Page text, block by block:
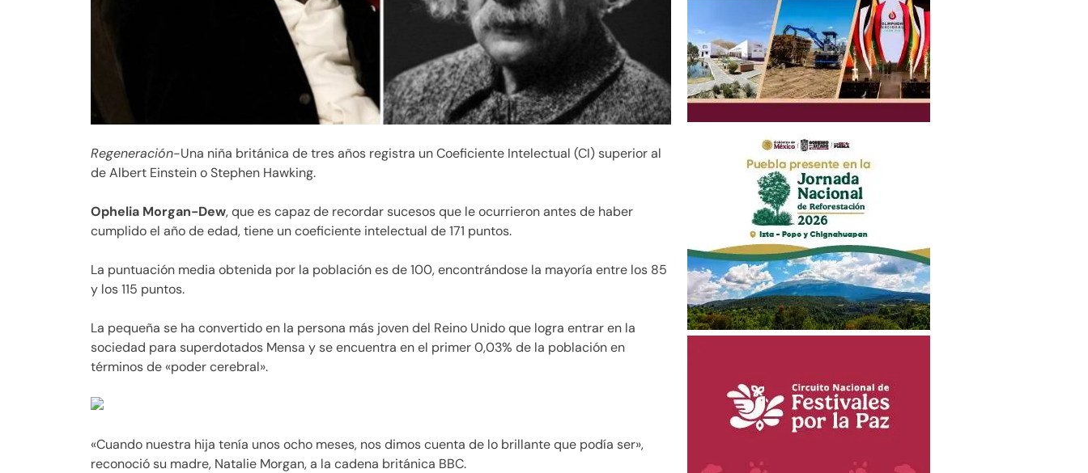
Regeneración-Una niña británica de tres años registra un Coeficiente Intelectual (CI) superior al
de Albert Einstein o Stephen Hawking.
Ophelia Morgan-Dew, que es capaz de recordar sucesos que le ocurrieron antes de haber
cumplido el año de edad, tiene un coeficiente intelectual de 171 puntos.
La puntuación media obtenida por la población es de 100, encontrándose la mayoría entre los 85
y los 115 puntos.
La pequeña se ha convertido en la persona más joven del Reino Unido que logra entrar en la
sociedad para superdotados Mensa y se encuentra en el primer 0,03% de la población en
términos de «poder cerebral».
«Cuando nuestra hija tenía unos ocho meses, nos dimos cuenta de lo brillante que podía ser»,
reconoció su madre, Natalie Morgan, a la cadena británica BBC.